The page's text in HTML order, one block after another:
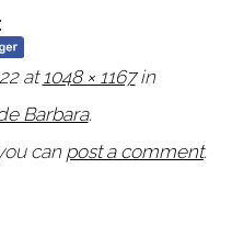
at1048 × 1167in
Barbara.
canpost a comment.